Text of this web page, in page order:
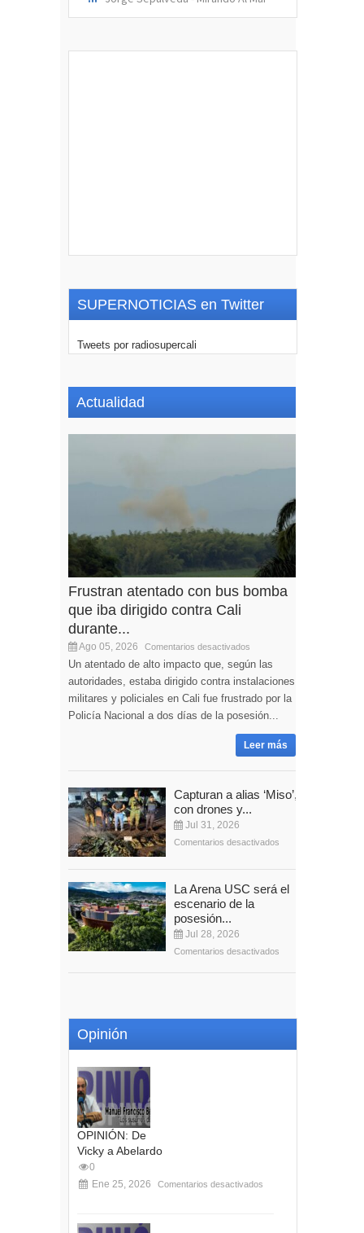
SUPERNOTICIAS en Twitter
Tweets por radiosupercali
Actualidad
Frustran atentado con bus bomba
que iba dirigido contra Cali
durante...
Ago 05, 2026 Comentarios desactivados
Un atentado de alto impacto que, según las
autoridades, estaba dirigido contra instalaciones
militares y policiales en Cali fue frustrado por la
Policía Nacional a dos días de la posesión...
Leer más
Capturan a alias ‘Miso’,
con drones y...
Jul 31, 2026
Comentarios desactivados
La Arena USC será el
escenario de la
posesión...
Jul 28, 2026
Comentarios desactivados
Opinión
OPINIÓN: De
Vicky a Abelardo
0
Ene 25, 2026
Comentarios desactivados